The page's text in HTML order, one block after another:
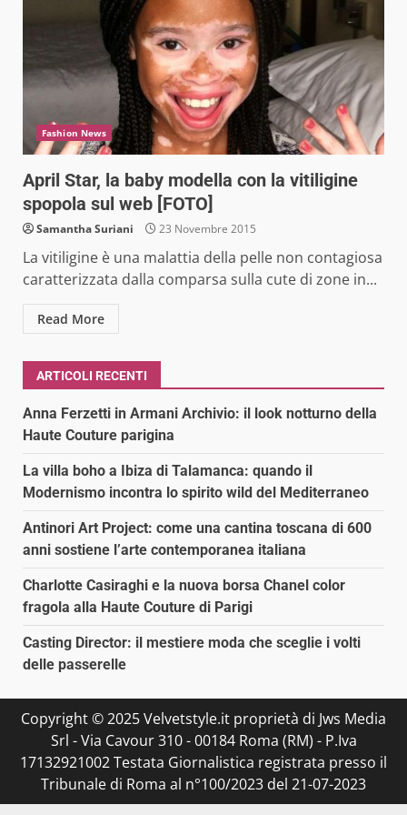
Fashion News
April Star, la baby modella con la vitiligine
spopola sul web [FOTO]
Samantha Suriani 23 Novembre 2015
La vitiligine è una malattia della pelle non contagiosa
caratterizzata dalla comparsa sulla cute di zone in...
Read More
ARTICOLI RECENTI
Anna Ferzetti in Armani Archivio: il look notturno della
Haute Couture parigina
La villa boho a Ibiza di Talamanca: quando il
Modernismo incontra lo spirito wild del Mediterraneo
Antinori Art Project: come una cantina toscana di 600
anni sostiene l’arte contemporanea italiana
Charlotte Casiraghi e la nuova borsa Chanel color
fragola alla Haute Couture di Parigi
Casting Director: il mestiere moda che sceglie i volti
delle passerelle
Copyright © 2025 Velvetstyle.it proprietà di Jws Media
Srl - Via Cavour 310 - 00184 Roma (RM) - P.Iva
17132921002 Testata Giornalistica registrata presso il
Tribunale di Roma al n°100/2023 del 21-07-2023